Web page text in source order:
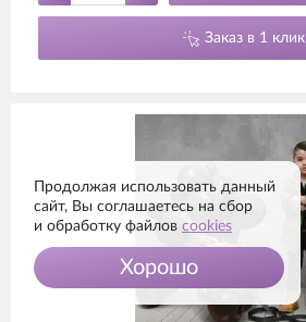
Заказ в 1 клик
Продолжая использовать данный
сайт, Вы соглашаетесь на сбор
и обработку файлов cookies
Хорошо